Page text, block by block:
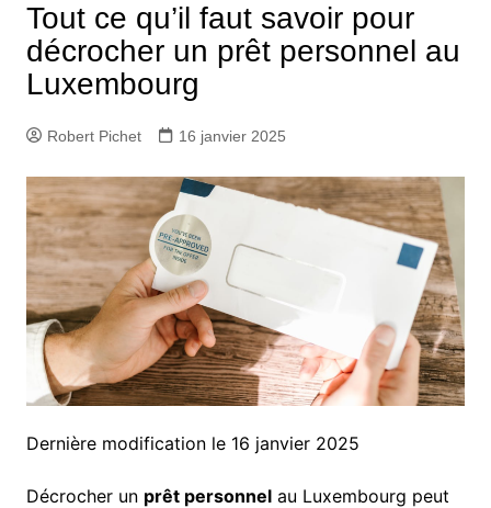
Tout ce qu’il faut savoir pour
décrocher un prêt personnel au
Luxembourg
Robert Pichet 16 janvier 2025
Dernière modification le 16 janvier 2025
Décrocher un prêt personnelau Luxembourg peut